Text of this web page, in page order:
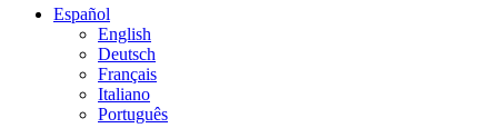
Español
English
Deutsch
Français
Italiano
Português